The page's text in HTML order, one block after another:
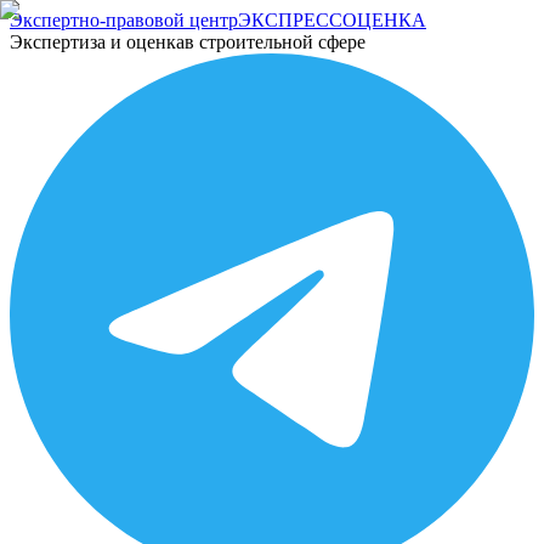
Экспертно-правовой центрЭКСПРЕССОЦЕНКА
Экспертиза и оценкав строительной сфере